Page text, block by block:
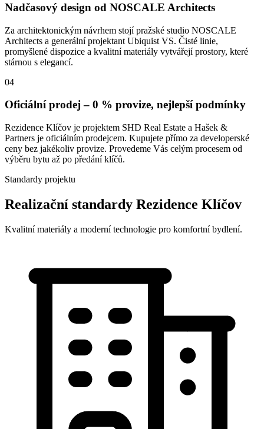
Nadčasový design od NOSCALE Architects
Za architektonickým návrhem stojí pražské studio NOSCALE
Architects a generální projektant Ubiquist VS. Čisté linie,
promyšlené dispozice a kvalitní materiály vytvářejí prostory, které
stárnou s elegancí.
04
Oficiální prodej – 0 % provize, nejlepší podmínky
Rezidence Klíčov je projektem SHD Real Estate a Hašek &
Partners je oficiálním prodejcem. Kupujete přímo za developerské
ceny bez jakékoliv provize. Provedeme Vás celým procesem od
výběru bytu až po předání klíčů.
Standardy projektu
Realizační standardy Rezidence Klíčov
Kvalitní materiály a moderní technologie pro komfortní bydlení.